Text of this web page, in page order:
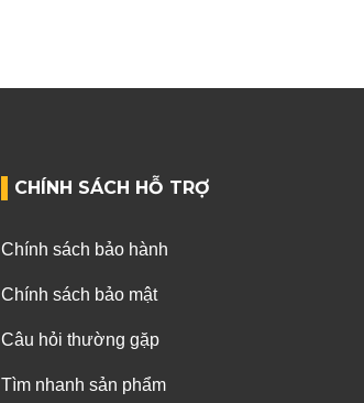
CHÍNH SÁCH HỖ TRỢ
Chính sách bảo hành
Chính sách bảo mật
Câu hỏi thường gặp
Tìm nhanh sản phẩm